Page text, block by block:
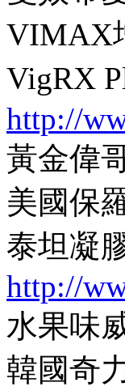
VIMAX
VigRX
http://
黃金偉
美國保
泰坦凝
http://
水果味
韓國奇